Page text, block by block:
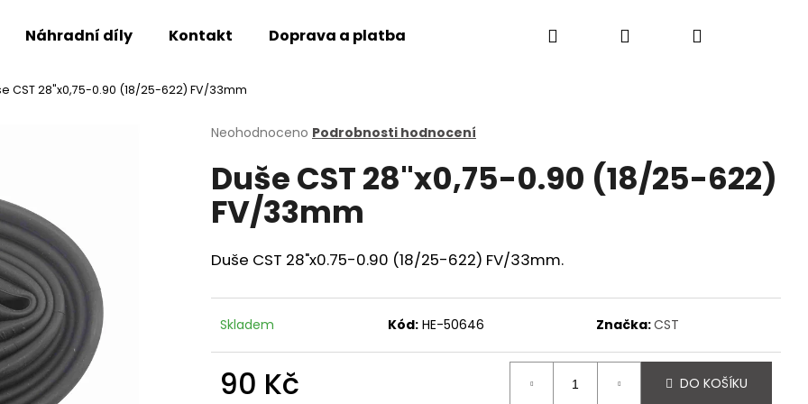
Náhradní díly Kontakt Doprava a platba Hledat PřihlášeníNákupní
CST 28"x0,75-0.90 (18/25-622) FV/33mm
Průměrné
produktu
je
0,0
hvězdiček.
Neohodnoceno Podrobnosti hodnocení
Duše CST 28"x0,75-0.90 (18/25-622)
FV/33mm
Duše CST 28"x0.75-0.90 (18/25-622) FV/33mm.
Skladem Kód: HE-50646 Značka:CST
90 Kč DO KOŠÍKU
Co potřebujete najít?
HLEDAT
Doporučujeme
Následující